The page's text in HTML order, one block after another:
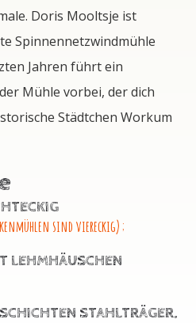
Doris Mooltsje ist
Spinnennetzwindmühle
Jahren führt ein
Mühle vorbei, der dich
Städtchen Workum
sind viereckig);
LEHMHÄUSCHEN
STAHLTRÄGER.